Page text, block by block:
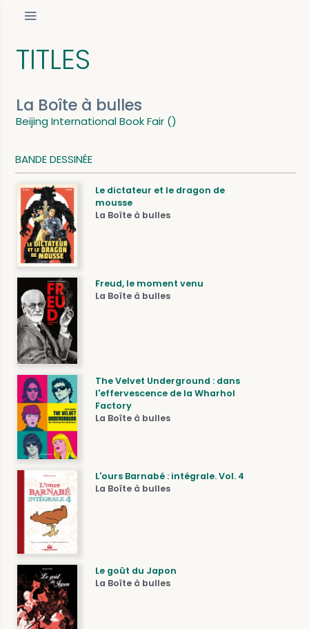
TITLES
La Boîte à bulles
Beijing International Book Fair ()
BANDE DESSINÉE
Le dictateur et le dragon de
mousse
La Boîte à bulles
Freud, le moment venu
La Boîte à bulles
The Velvet Underground : dans
l'effervescence de la Wharhol
Factory
La Boîte à bulles
L'ours Barnabé : intégrale. Vol. 4
La Boîte à bulles
Le goût du Japon
La Boîte à bulles